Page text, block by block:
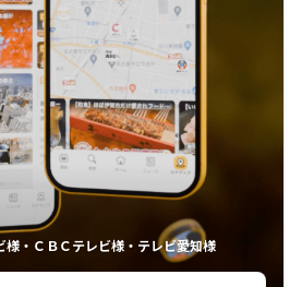
様・ＣＢＣテレビ様・テレビ愛知様